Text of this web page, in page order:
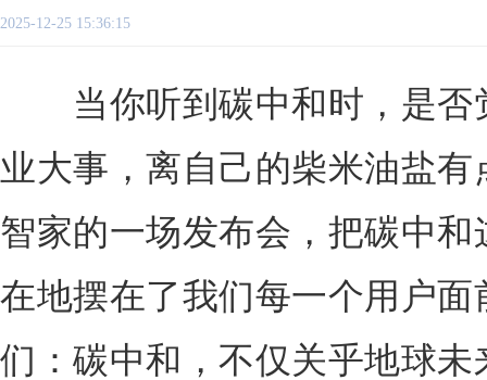
2025-12-25 15:36:15
当你听到碳中和时，是否
业大事，离自己的柴米油盐
智家的一场发布会，把碳中
在地摆在了我们每一个用户
们：碳中和，不仅关乎地球